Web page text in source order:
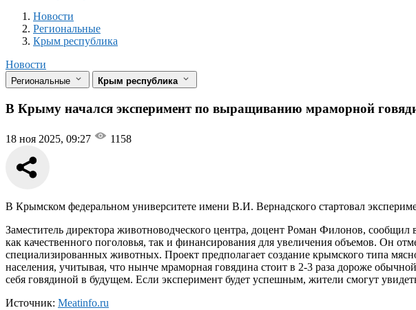
Новости
Разделы
Новости
Региональные
Крым республика
Новости
Региональные Крым республика
В Крыму начался эксперимент по выращиванию мраморной
18 ноя 2025, 09:27 1158
В Крымском федеральном университете имени В.И. Вернадского стартовал
Заместитель директора животноводческого центра, доцент Роман Филонов,
как качественного поголовья, так и финансирования для увеличения объемов. Он
специализированных животных. Проект предполагает создание крымского типа
населения, учитывая, что нынче мраморная говядина стоит в 2-3 раза дороже
себя говядиной в будущем. Если эксперимент будет успешным, жители смогут
Источник: Meatinfo.ru